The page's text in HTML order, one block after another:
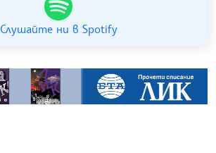
Слушайте ни в Spotify